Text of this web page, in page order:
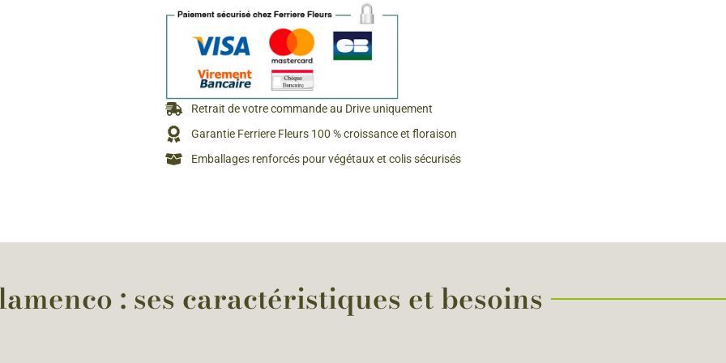
Semences & Graines Spéciales Fraîcheur
d’Antan
Bulbes de fleurs de A à Z
Bulbes du Potager
Retrait de votre commande au Drive uniquement
Garantie Ferriere Fleurs 100 % croissance et floraison
Emballages renforcés pour végétaux et colis sécurisés
: ses caractéristiques et besoins